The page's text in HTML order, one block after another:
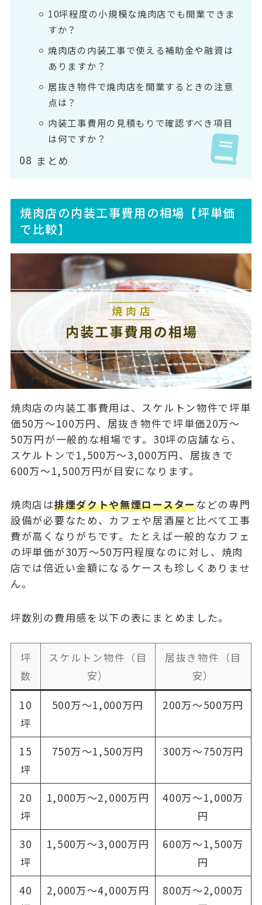
10坪程度の小規模な焼肉店でも開業できま
すか？
焼肉店の内装工事で使える補助金や融資は
ありますか？
居抜き物件で焼肉店を開業するときの注意
点は？
内装工事費用の見積もりで確認すべき項目
は何ですか？
まとめ
焼肉店の内装工事費用の相場【坪単価
で比較】
焼肉店の内装工事費用は、スケルトン物件で坪単
価50万〜100万円、居抜き物件で坪単価20万〜
50万円が一般的な相場です。30坪の店舗なら、
スケルトンで1,500万〜3,000万円、居抜きで
600万〜1,500万円が目安になります。
焼肉店は排煙ダクトや無煙ロースターなどの専門
設備が必要なため、カフェや居酒屋と比べて工事
費が高くなりがちです。たとえば一般的なカフェ
の坪単価が30万〜50万円程度なのに対し、焼肉
店では倍近い金額になるケースも珍しくありませ
ん。
坪数別の費用感を以下の表にまとめました。
坪
数
スケルトン物件（目
安）
居抜き物件（目
安）
10
坪
500万〜1,000万円 200万〜500万円
15
坪
750万〜1,500万円 300万〜750万円
20
坪
1,000万〜2,000万円
400万〜1,000万
円
30
坪
1,500万〜3,000万円
600万〜1,500万
円
40
2,000万〜4,000万円
800万〜2,000万